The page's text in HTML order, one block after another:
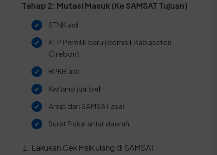
Tahap 2: Mutasi Masuk (Ke SAMSAT Tujuan)
STNK asli
KTP Pemilik baru (domisili Kabupaten
Cirebon)
BPKB asli
Kwitansi jual beli
Arsip dari SAMSAT asal
Surat Fiskal antar daerah
Lakukan Cek Fisik ulang di SAMSAT